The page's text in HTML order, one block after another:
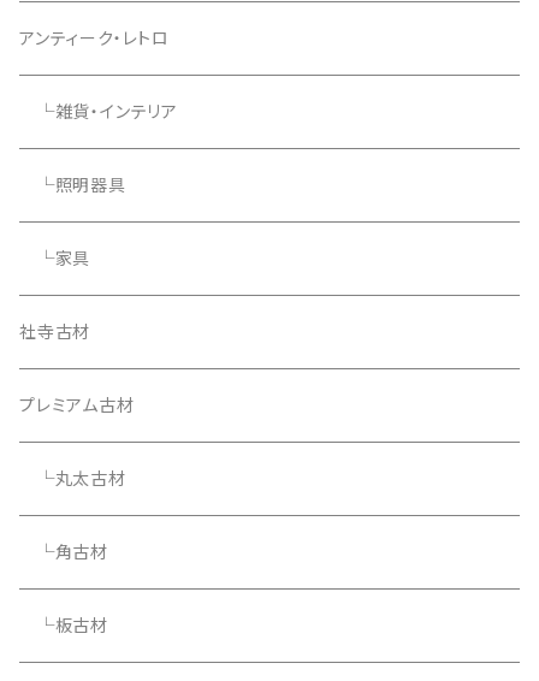
アンティーク・レトロ
└雑貨・インテリア
└照明器具
└家具
社寺古材
プレミアム古材
└丸太古材
└角古材
└板古材